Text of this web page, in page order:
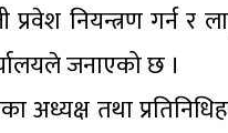
प्रवेश नियन्त्रण
जनाएको छ ।
अध्यक्ष तथा